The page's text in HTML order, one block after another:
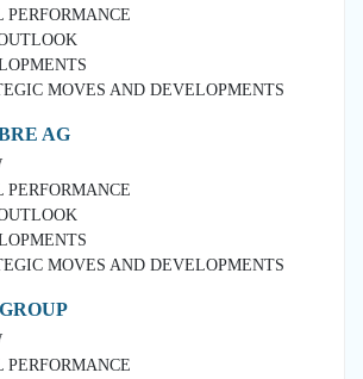
MOVES AND DEVELOPMENTS
AG
MOVES AND DEVELOPMENTS